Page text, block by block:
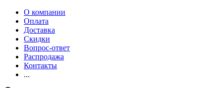
О компании
Оплата
Доставка
Скидки
Вопрос-ответ
Распродажа
Контакты
...